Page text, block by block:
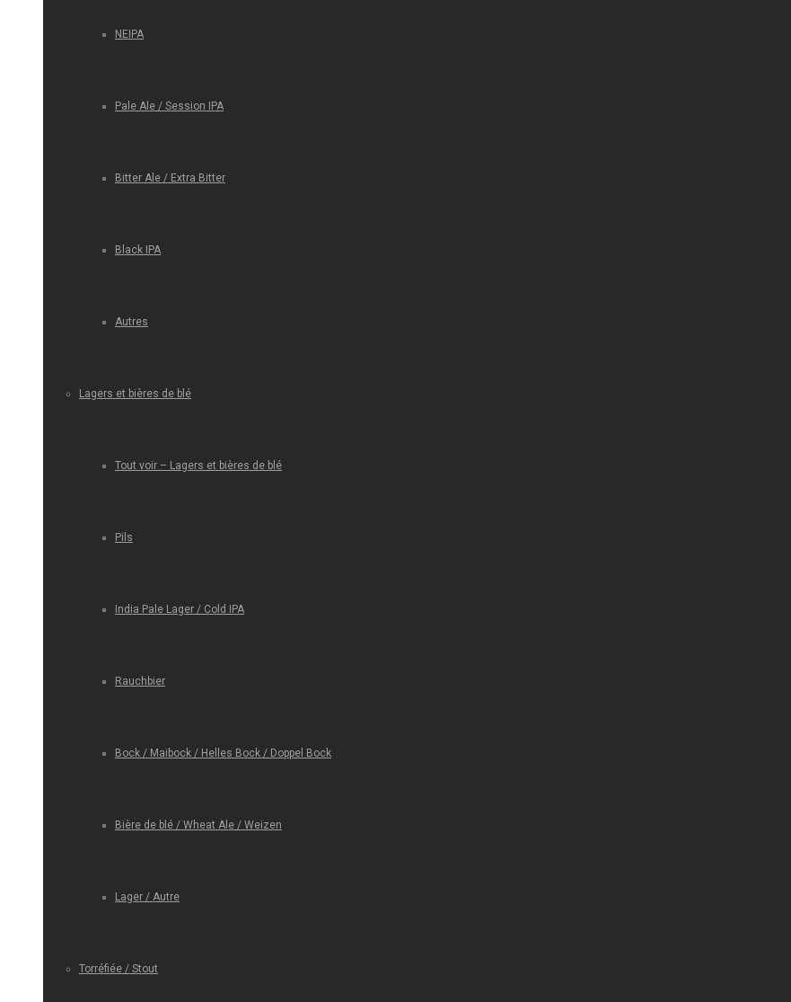
NEIPA
Pale Ale / Session IPA
Bitter Ale / Extra Bitter
Black IPA
Autres
Lagers et bières de blé
Tout voir – Lagers et bières de blé
Pils
India Pale Lager / Cold IPA
Rauchbier
Bock / Maibock / Helles Bock / Doppel Bock
Bière de blé / Wheat Ale / Weizen
Lager / Autre
Torréfiée / Stout